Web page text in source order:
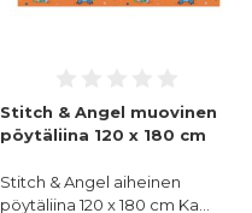
Stitch & Angel muovinen
pöytäliina 120 x 180 cm
Stitch & Angel aiheinen
pöytäliina 120 x 180 cm Ka…